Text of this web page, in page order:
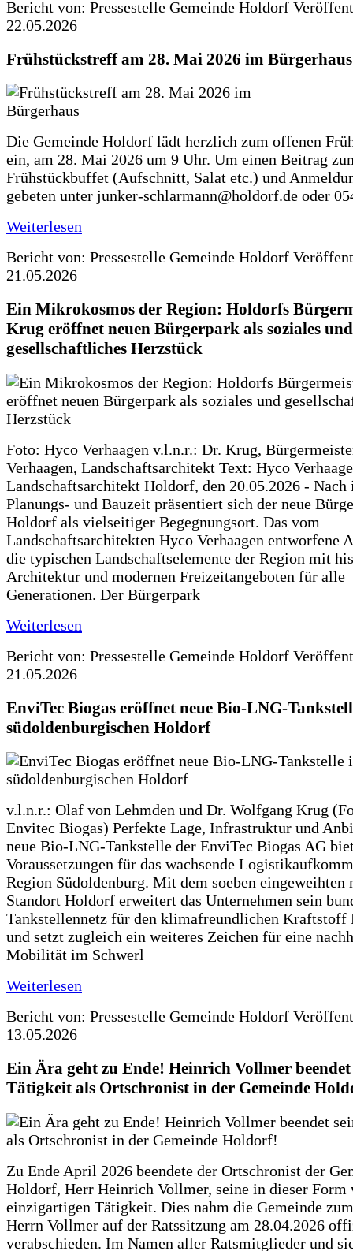
Bericht von: Pressestelle Gemeinde Holdorf
22.05.2026
Frühstückstreff am 28. Mai 2026 im Bürgerhaus
Die Gemeinde Holdorf lädt herzlich zum offenen
ein, am 28. Mai 2026 um 9 Uhr. Um einen Beitrag
Frühstückbuffet (Aufschnitt, Salat etc.) und
gebeten unter junker-schlarmann@holdorf.de oder
Weiterlesen
Bericht von: Pressestelle Gemeinde Holdorf
21.05.2026
Ein Mikrokosmos der Region: Holdorfs
Krug eröffnet neuen Bürgerpark als soziales und
gesellschaftliches Herzstück
Foto: Hyco Verhaagen v.l.n.r.: Dr. Krug,
Verhaagen, Landschaftsarchitekt Text: Hyco
Landschaftsarchitekt Holdorf, den 20.05.2026 - Nach
Planungs- und Bauzeit präsentiert sich der neue
Holdorf als vielseitiger Begegnungsort. Das vom
Landschaftsarchitekten Hyco Verhaagen entworfene
die typischen Landschaftselemente der Region mit
Architektur und modernen Freizeitangeboten für alle
Generationen. Der Bürgerpark
Weiterlesen
Bericht von: Pressestelle Gemeinde Holdorf
21.05.2026
EnviTec Biogas eröffnet neue Bio-LNG-
südoldenburgischen Holdorf
v.l.n.r.: Olaf von Lehmden und Dr. Wolfgang Krug
Envitec Biogas) Perfekte Lage, Infrastruktur und
neue Bio-LNG-Tankstelle der EnviTec Biogas AG
Voraussetzungen für das wachsende
Region Südoldenburg. Mit dem soeben eingeweihten
Standort Holdorf erweitert das Unternehmen sein
Tankstellennetz für den klimafreundlichen Kraftstoff
und setzt zugleich ein weiteres Zeichen für eine
Mobilität im Schwerl
Weiterlesen
Bericht von: Pressestelle Gemeinde Holdorf
13.05.2026
Ein Ära geht zu Ende! Heinrich Vollmer beendet
Tätigkeit als Ortschronist in der Gemeinde
Zu Ende April 2026 beendete der Ortschronist der
Holdorf, Herr Heinrich Vollmer, seine in dieser Form
einzigartigen Tätigkeit. Dies nahm die Gemeinde
Herrn Vollmer auf der Ratssitzung am 28.04.2026
verabschieden. Im Namen aller Ratsmitglieder und